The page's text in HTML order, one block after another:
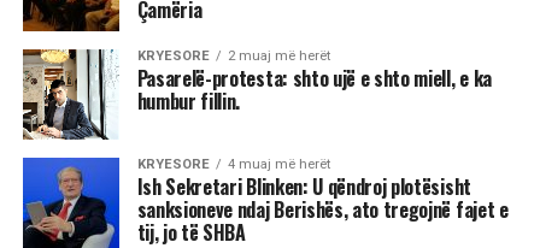
Çamëria
KRYESORE 2 muaj më herët
Pasarelë-protesta: shto ujë e shto miell, e ka
humbur fillin.
KRYESORE 4 muaj më herët
Ish Sekretari Blinken: U qëndroj plotësisht
sanksioneve ndaj Berishës, ato tregojnë fajet e
tij, jo të SHBA